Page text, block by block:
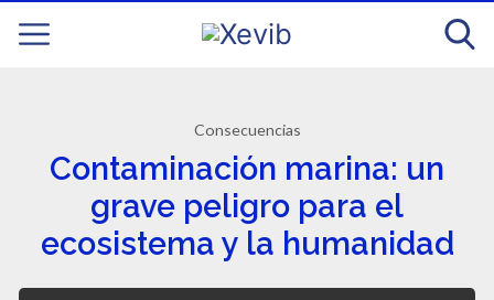
Consecuencias
Contaminación marina: un
grave peligro para el
ecosistema y la humanidad